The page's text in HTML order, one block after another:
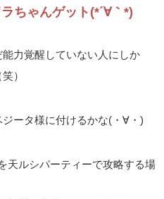
ちゃんゲット(*´∀｀*)
力覚醒していない人にしか
）
ータ様に付けるかな(・∀・)
天ルシパーティーで攻略する場